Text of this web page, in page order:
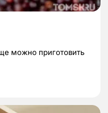
можно приготовить